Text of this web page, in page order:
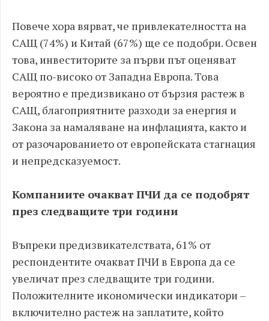
Повече хора вярват, че привлекателността на
САЩ (74%) и Китай (67%) ще се подобри. Освен
това, инвеститорите за първи път оценяват
САЩ по-високо от Западна Европа. Това
вероятно е предизвикано от бързия растеж в
САЩ, благоприятните разходи за енергия и
Закона за намаляване на инфлацията, както и
от разочарованието от европейската стагнация
и непредсказуемост.
Компаниите очакват ПЧИ да се подобрят
през следващите три години
Въпреки предизвикателствата, 61% от
респондентите очакват ПЧИ в Европа да се
увеличат през следващите три години.
Положителните икономически индикатори –
включително растеж на заплатите, който